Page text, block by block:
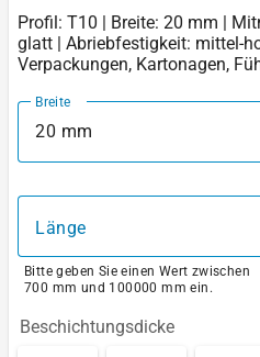
Profil: T10 | Breite: 20 mm |
glatt | Abriebfestigkeit: mittel-
Verpackungen, Kartonagen,
Breite
20 mm
Länge
Bitte geben Sie einen Wert zwischen
700 mm und 100000 mm ein.
Beschichtungsdicke